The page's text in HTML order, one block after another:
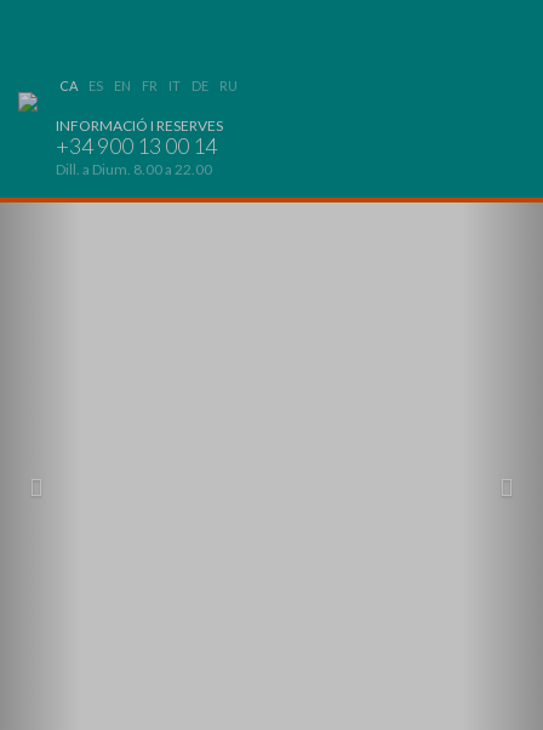
CA ES EN FR IT DE RU
INFORMACIÓ I RESERVES
+34 900 13 00 14
Dill. a Dium. 8.00 a 22.00